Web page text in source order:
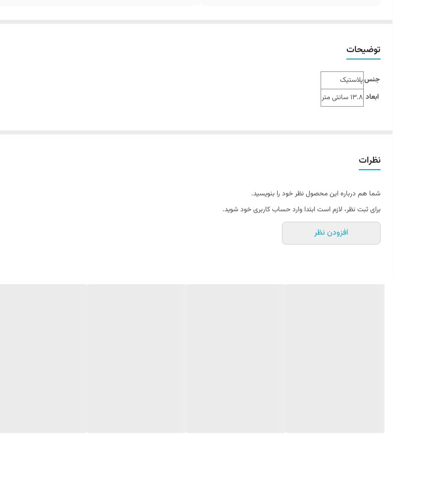
توضیحات
جنسپلاستیک
ابعاد 13.8 سانتی متر
نظرات
شما هم درباره این محصول نظر خود را بنویسید.
برای ثبت نظر، لازم است ابتدا وارد حساب کاربری خود شوید.
افزودن نظر